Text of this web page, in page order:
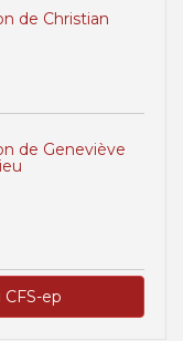
de Christian
de Geneviève
ep